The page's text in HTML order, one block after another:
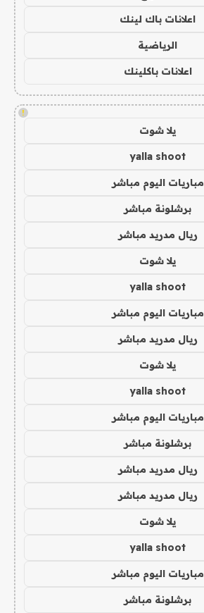
اعلانات باك لينك
الرياضية
اعلانات باكلينك
!
يلا شوت
yalla shoot
مباريات اليوم مباشر
برشلونة مباشر
ريال مدريد مباشر
يلا شوت
yalla shoot
مباريات اليوم مباشر
ريال مدريد مباشر
يلا شوت
yalla shoot
مباريات اليوم مباشر
برشلونة مباشر
ريال مدريد مباشر
ريال مدريد مباشر
يلا شوت
yalla shoot
مباريات اليوم مباشر
برشلونة مباشر